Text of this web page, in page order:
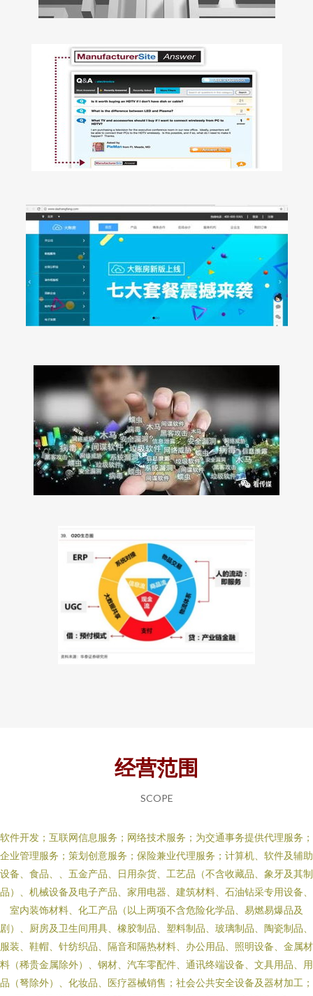
经营范围
SCOPE
软件开发；互联网信息服务；网络技术服务；为交通事务提供代理服务；
企业管理服务；策划创意服务；保险兼业代理服务；计算机、软件及辅助
设备、食品、、五金产品、日用杂货、工艺品（不含收藏品、象牙及其制
品）、机械设备及电子产品、家用电器、建筑材料、石油钻采专用设备、
室内装饰材料、化工产品（以上两项不含危险化学品、易燃易爆品及
剧）、厨房及卫生间用具、橡胶制品、塑料制品、玻璃制品、陶瓷制品、
服装、鞋帽、针纺织品、隔音和隔热材料、办公用品、照明设备、金属材
料（稀贵金属除外）、钢材、汽车零配件、通讯终端设备、文具用品、用
品（弩除外）、化妆品、医疗器械销售；社会公共安全设备及器材加工；